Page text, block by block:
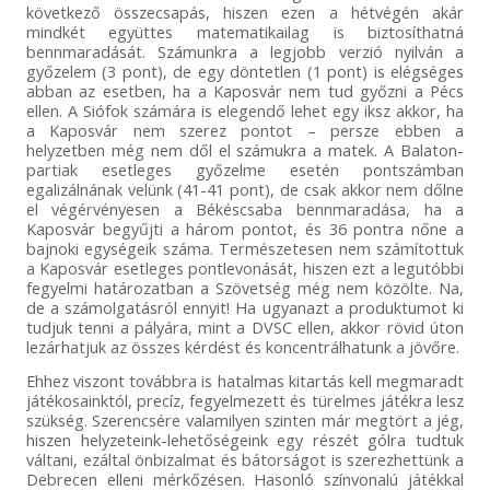
következő összecsapás, hiszen ezen a hétvégén akár
mindkét együttes matematikailag is biztosíthatná
bennmaradását. Számunkra a legjobb verzió nyilván a
győzelem (3 pont), de egy döntetlen (1 pont) is elégséges
abban az esetben, ha a Kaposvár nem tud győzni a Pécs
ellen. A Siófok számára is elegendő lehet egy iksz akkor, ha
a Kaposvár nem szerez pontot – persze ebben a
helyzetben még nem dől el számukra a matek. A Balaton-
partiak esetleges győzelme esetén pontszámban
egalizálnának velünk (41-41 pont), de csak akkor nem dőlne
el végérvényesen a Békéscsaba bennmaradása, ha a
Kaposvár begyűjti a három pontot, és 36 pontra nőne a
bajnoki egységeik száma. Természetesen nem számítottuk
a Kaposvár esetleges pontlevonását, hiszen ezt a legutóbbi
fegyelmi határozatban a Szövetség még nem közölte. Na,
de a számolgatásról ennyit! Ha ugyanazt a produktumot ki
tudjuk tenni a pályára, mint a DVSC ellen, akkor rövid úton
lezárhatjuk az összes kérdést és koncentrálhatunk a jövőre.
Ehhez viszont továbbra is hatalmas kitartás kell megmaradt
játékosainktól, precíz, fegyelmezett és türelmes játékra lesz
szükség. Szerencsére valamilyen szinten már megtört a jég,
hiszen helyzeteink-lehetőségeink egy részét gólra tudtuk
váltani, ezáltal önbizalmat és bátorságot is szerezhettünk a
Debrecen elleni mérkőzésen. Hasonló színvonalú játékkal